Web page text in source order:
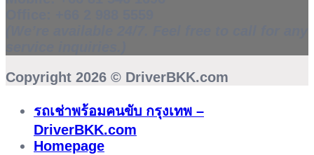
Copyright 2026 © DriverBKK.com
รถเช่าพร้อมคนขับ กรุงเทพ –
DriverBKK.com
Homepage